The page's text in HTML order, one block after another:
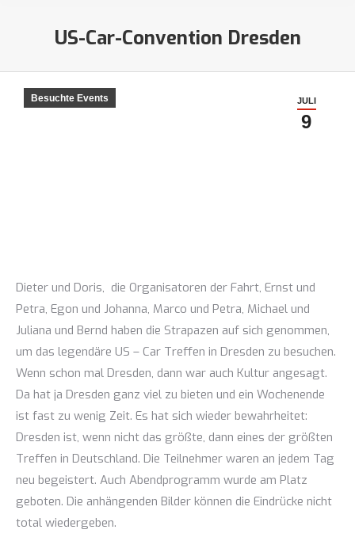
US-Car-Convention Dresden
JULI
9
Besuchte Events
Dieter und Doris, die Organisatoren der Fahrt, Ernst und
Petra, Egon und Johanna, Marco und Petra, Michael und
Juliana und Bernd haben die Strapazen auf sich genommen,
um das legendäre US – Car Treffen in Dresden zu besuchen.
Wenn schon mal Dresden, dann war auch Kultur angesagt.
Da hat ja Dresden ganz viel zu bieten und ein Wochenende
ist fast zu wenig Zeit. Es hat sich wieder bewahrheitet:
Dresden ist, wenn nicht das größte, dann eines der größten
Treffen in Deutschland. Die Teilnehmer waren an jedem Tag
neu begeistert. Auch Abendprogramm wurde am Platz
geboten. Die anhängenden Bilder können die Eindrücke nicht
total wiedergeben.